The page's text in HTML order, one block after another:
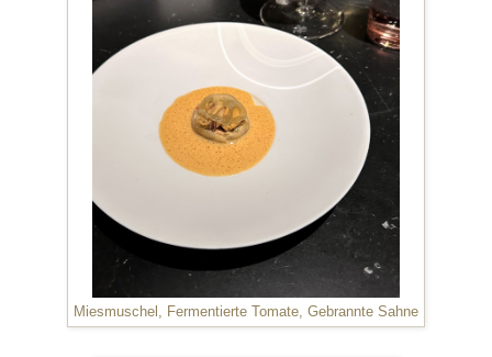
Miesmuschel, Fermentierte Tomate, Gebrannte Sahne